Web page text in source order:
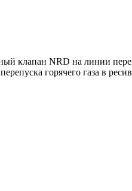
клапан NRD на линии
горячего газа в